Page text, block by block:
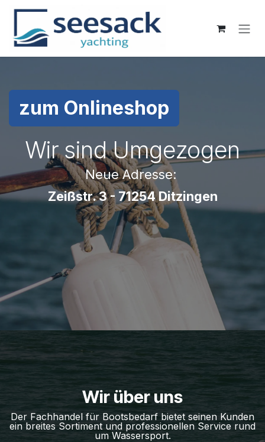
Zum Inhalt springen
zum Onlineshop
Wir sind Umgezogen
Neue Adresse:
Zeißstr. 3 - 71254 Ditzingen
Wir über uns
Der Fachhandel für Bootsbedarf bietet seinen Kunden
ein breites Sortiment und professionellen Service rund
um Wassersport.